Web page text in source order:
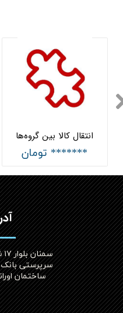
انتقال کالا بین گروه‌ها
******* تومان
سرپرستی بانک
ساختمان